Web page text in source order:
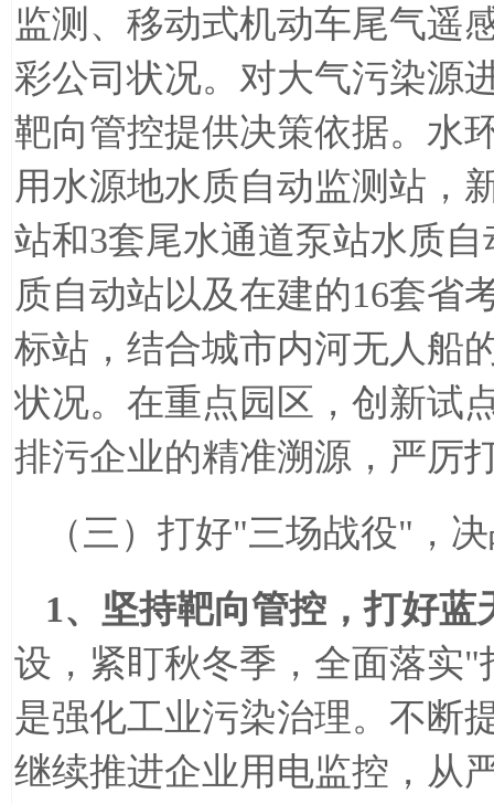
监测、移动式机动车尾气遥
彩公司状况。对大气污染源
靶向管控提供决策依据。水
用水源地水质自动监测站，
站和3套尾水通道泵站水质
质自动站以及在建的16套省
标站，结合城市内河无人船
状况。在重点园区，创新试
排污企业的精准溯源，严厉
（三）打好"三场战役" ，
1、坚持靶向管控，打好蓝
设，紧盯秋冬季，全面落实"
是强化工业污染治理。不断
继续推进企业用电监控，从